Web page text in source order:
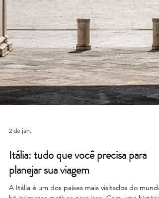
2 de jan.